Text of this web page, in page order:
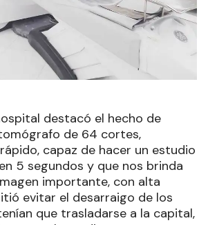
destacó el hecho de
de 64 cortes,
capaz de hacer un estudio
5 segundos y que nos brinda
importante, con alta
evitar el desarraigo de los
que trasladarse a la capital,